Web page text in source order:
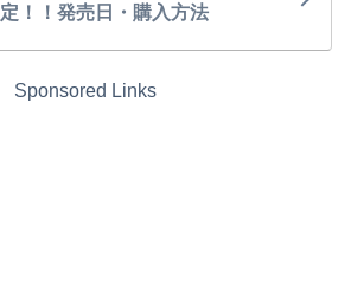
定！！発売日・購入方法
Sponsored Links